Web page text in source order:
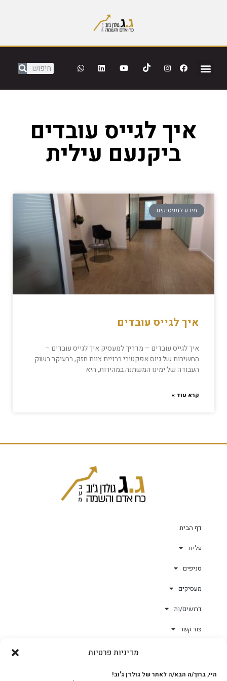
מדיניות פרטיות
היי, ברוך/ה הבא/ה לאתר של גולדן ג'וב!
איך לגייס עובדים
ביקנעם עילית
מידע למעסיקים
איך לגייס עובדים
איך לגייס עובדים – מדריך למעסיק איך לגייס עובדים –
החשיבות של גיוס אפקטיבי בבניית צוות חזק, בבעיקר בשוק
העבודה של ימינו המשתנה במהירות, היא
קרא עוד »
דף הבית
עלינו
סניפים
מעסיקים
דרושים/ות
צור קשר